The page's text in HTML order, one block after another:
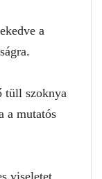
a
tüll szoknya
a mutatós
viseletet